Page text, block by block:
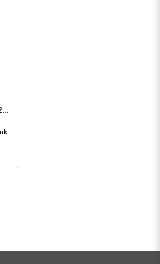
Vide Lampskärm Svart 25cm